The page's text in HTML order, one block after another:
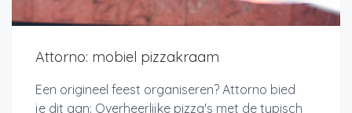
Attorno: mobiel pizzakraam
Een origineel feest organiseren? Attorno bied
je dit aan: Overheerlijke pizza's met de typisch